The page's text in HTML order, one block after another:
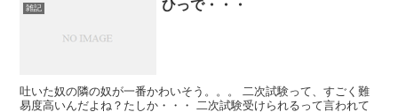
雑記 ひっで・・・
吐いた奴の隣の奴が一番かわいそう。。。 二次試験って、すごく難
易度高いんだよね？たしか・・・ 二次試験受けられるって言われて